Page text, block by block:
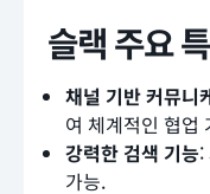
슬랙 주요
채널 기반 커뮤니
여 체계적인 협업
강력한 검색 기능:
가능.